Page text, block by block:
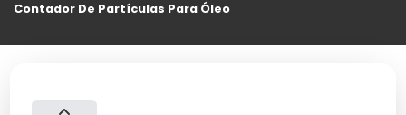
Contador De Partículas Para Óleo